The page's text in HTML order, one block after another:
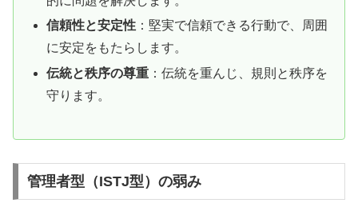
信頼性と安定性 ：堅実で信頼できる行動で、周囲
に安定をもたらします。
伝統と秩序の尊重 ：伝統を重んじ、規則と秩序を
守ります。
管理者型（ISTJ型）の弱み